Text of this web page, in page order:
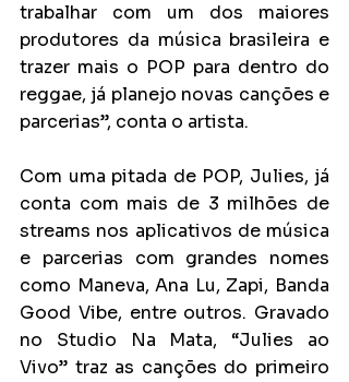
trabalhar com um dos maiores
produtores da música brasileira e
trazer mais o POP para dentro do
reggae, já planejo novas canções e
parcerias”, conta o artista.
Com uma pitada de POP, Julies, já
conta com mais de 3 milhões de
streams nos aplicativos de música
e parcerias com grandes nomes
como Maneva, Ana Lu, Zapi, Banda
Good Vibe, entre outros. Gravado
no Studio Na Mata, “Julies ao
Vivo” traz as canções do primeiro